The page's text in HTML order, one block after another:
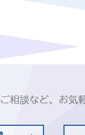
相談など、お気